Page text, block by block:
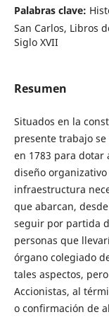
Palabras clave:
San Carlos, Libros
Siglo XVII
Resumen
Situados en la
presente trabajo
en 1783 para dotar
diseño
infraestructura
que abarcan,
seguir por partida
personas que
órgano colegiado
tales aspectos,
Accionistas, al
o confirmación de